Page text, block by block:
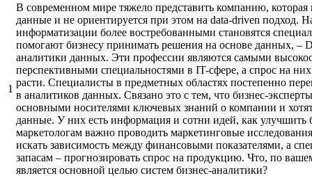
1
В современном мире тяжело представить компанию, которая
данные и не ориентируется при этом на data-driven подход.
информатизации более востребованными становятся
помогают бизнесу принимать решения на основе данных, –
аналитики данных. Эти профессии являются самыми
перспективными специальностями в IT-сфере, а спрос на
расти. Специалисты в предметных областях постепенно
в аналитиков данных. Связано это с тем, что бизнес-
основными носителями ключевых знаний о компании и хотят
данные. У них есть информация и сотни идей, как улучшить
маркетологам важно проводить маркетинговые
искать зависимость между финансовыми показателями, а
запасам – прогнозировать спрос на продукцию. Что, по
является основной целью систем бизнес-аналитики?